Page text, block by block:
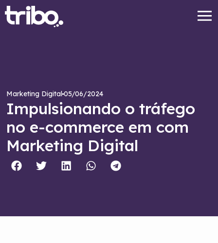
Marketing Digital05/06/2024
Impulsionando o tráfego
no e-commerce em com
Marketing Digital